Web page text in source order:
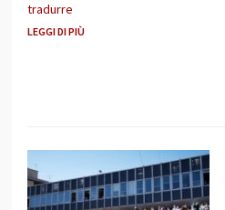
tradurre
LEGGI DI PIÙ